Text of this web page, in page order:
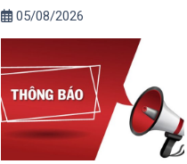
Minh lần thứ 20 năm 2026
(ITE HCMC 2026)
05/08/2026